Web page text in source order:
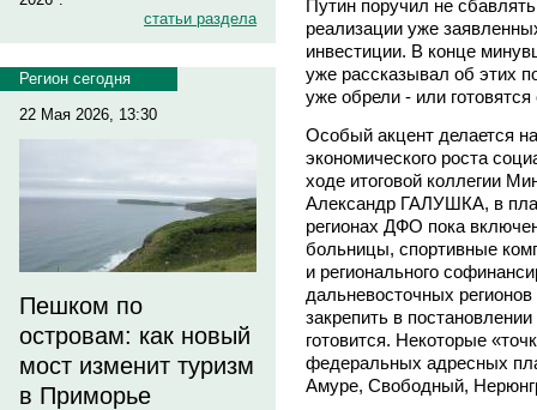
статьи раздела
Регион сегодня
22 Мая 2026, 13:30
Пешком по
островам: как новый
мост изменит туризм
в Приморье
Путин поручил не
реализации уже
инвестиции. В конце
уже рассказывал об этих
уже обрели - или
Особый акцент делается
экономического роста
ходе итоговой коллегии
Александр ГАЛУШКА, в
регионах ДФО пока
больницы, спортивные
и регионального
дальневосточных
закрепить в
готовится. Некоторые
федеральных адресных
Амуре, Свободный,